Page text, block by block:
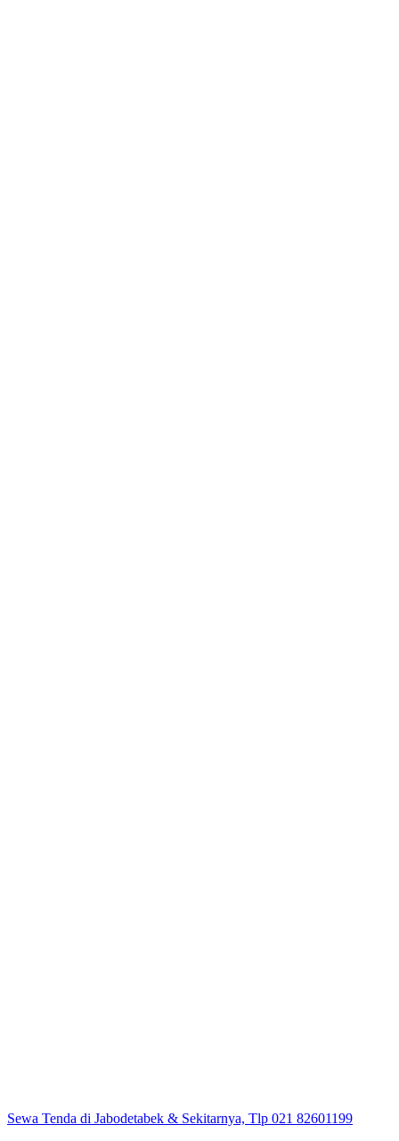
Sewa Tenda di Jabodetabek & Sekitarnya, Tlp 021 82601199